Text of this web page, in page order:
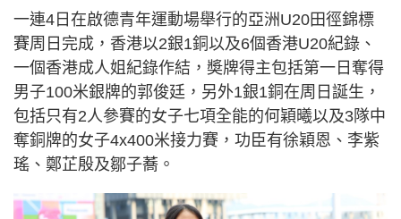
一連4日在啟德青年運動場舉行的亞洲U20田徑錦標
賽周日完成，香港以2銀1銅以及6個香港U20紀錄、
一個香港成人姐紀錄作結，奬牌得主包括第一日奪得
男子100米銀牌的郭俊廷，另外1銀1銅在周日誕生，
包括只有2人參賽的女子七項全能的何穎曦以及3隊中
奪銅牌的女子4x400米接力賽，功臣有徐穎恩、李紫
瑤、鄭芷殷及鄒子蕎。